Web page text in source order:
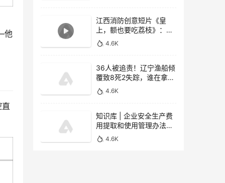
他
江西消防创意短片《皇
上，额也要吃荔枝》：5
天6000万播放！口诀“一
甩两接拧到底”
4.6K
36人被追责！辽宁渔船倾
覆致8死2失踪，谁在拿生
命当儿戏？
4.6K
知识库 | 企业安全生产费
用提取和使用管理办法
（2026版）核心解读
4.6K